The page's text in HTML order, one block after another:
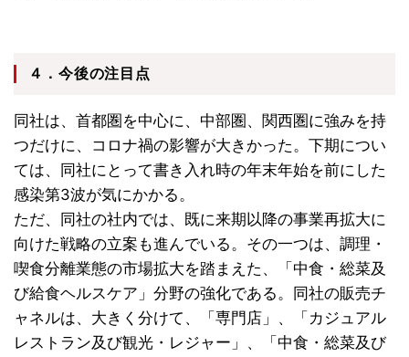
４．今後の注目点
同社は、首都圏を中心に、中部圏、関西圏に強みを持
つだけに、コロナ禍の影響が大きかった。下期につい
ては、同社にとって書き入れ時の年末年始を前にした
感染第3波が気にかかる。
ただ、同社の社内では、既に来期以降の事業再拡大に
向けた戦略の立案も進んでいる。その一つは、調理・
喫食分離業態の市場拡大を踏まえた、「中食・総菜及
び給食ヘルスケア」分野の強化である。同社の販売チ
ャネルは、大きく分けて、「専門店」、「カジュアル
レストラン及び観光・レジャー」、「中食・総菜及び